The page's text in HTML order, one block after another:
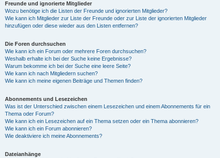
Freunde und ignorierte Mitglieder
Wozu benötige ich die Listen der Freunde und ignorierten Mitglieder?
Wie kann ich Mitglieder zur Liste der Freunde oder zur Liste der ignorierten Mitglieder
hinzufügen oder diese wieder aus den Listen entfernen?
Die Foren durchsuchen
Wie kann ich ein Forum oder mehrere Foren durchsuchen?
Weshalb erhalte ich bei der Suche keine Ergebnisse?
Warum bekomme ich bei der Suche eine leere Seite?
Wie kann ich nach Mitgliedern suchen?
Wie kann ich meine eigenen Beiträge und Themen finden?
Abonnements und Lesezeichen
Was ist der Unterschied zwischen einem Lesezeichen und einem Abonnements für ein
Thema oder Forum?
Wie kann ich ein Lesezeichen auf ein Thema setzen oder ein Thema abonnieren?
Wie kann ich ein Forum abonnieren?
Wie deaktiviere ich meine Abonnements?
Dateianhänge